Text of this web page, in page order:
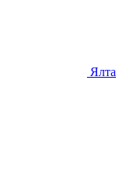
Ялта